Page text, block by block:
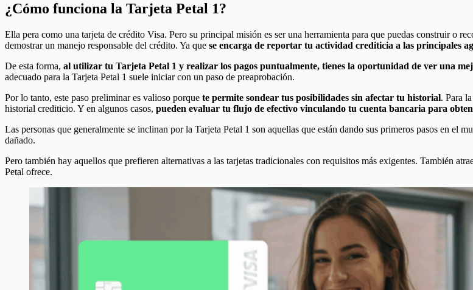
¿Cómo funciona la Tarjeta Petal 1?
Ella pera como una tarjeta de crédito Visa. Pero su principal misión es ser una herramienta para que puedas construir o
demostrar un manejo responsable del crédito. Ya que se encarga de reportar tu actividad crediticia a las principales
De esta forma, al utilizar tu Tarjeta Petal 1 y realizar los pagos puntualmente, tienes la oportunidad de ver una
adecuado para la Tarjeta Petal 1 suele iniciar con un paso de preaprobación.
Por lo tanto, este paso preliminar es valioso porque te permite sondear tus posibilidades sin afectar tu historial. Para
historial crediticio. Y en algunos casos, pueden evaluar tu flujo de efectivo vinculando tu cuenta bancaria para
Las personas que generalmente se inclinan por la Tarjeta Petal 1 son aquellas que están dando sus primeros pasos en el
dañado.
Pero también hay aquellos que prefieren alternativas a las tarjetas tradicionales con requisitos más exigentes. También
Petal ofrece.